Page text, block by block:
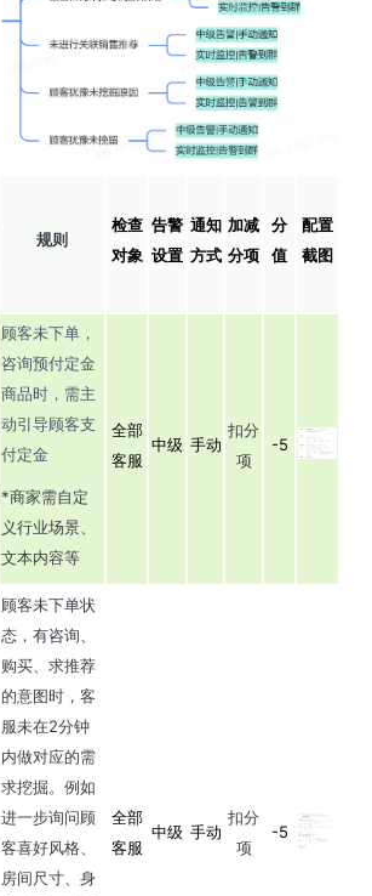
规则
检查
对象
告警
设置
通知
方式
加减
分项
分
值
配置
截图
顾客未下单，
咨询预付定金
商品时，需主
动引导顾客支
付定金
*商家需自定
义行业场景、
文本内容等
全部
客服
中级 手动
扣分
项
-5
顾客未下单状
态，有咨询、
购买、求推荐
的意图时，客
服未在2分钟
内做对应的需
求挖掘。例如
进一步询问顾
客喜好风格、
房间尺寸、身
全部
客服
中级 手动
扣分
项
-5